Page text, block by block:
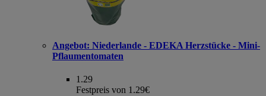
Angebot: Niederlande - EDEKA Herzstücke - Mini-
Pflaumentomaten
1.29
Festpreis von 1.29€